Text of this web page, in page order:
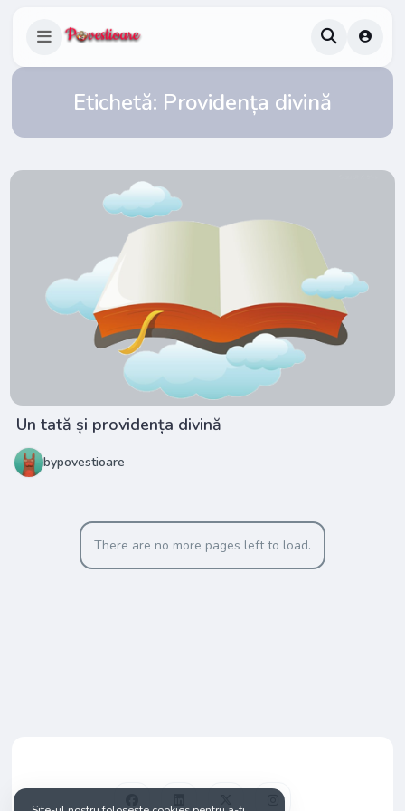
Etichetă: Providența divină
Un tată și providența divină
bypovestioare
There are no more pages left to load.